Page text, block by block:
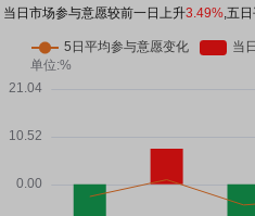
年度审计报告
社会责任报告
年度日常经营
2026年度日常
计的公告
公司2026年度
当日市场参与意愿较前一日上升3.49%,五